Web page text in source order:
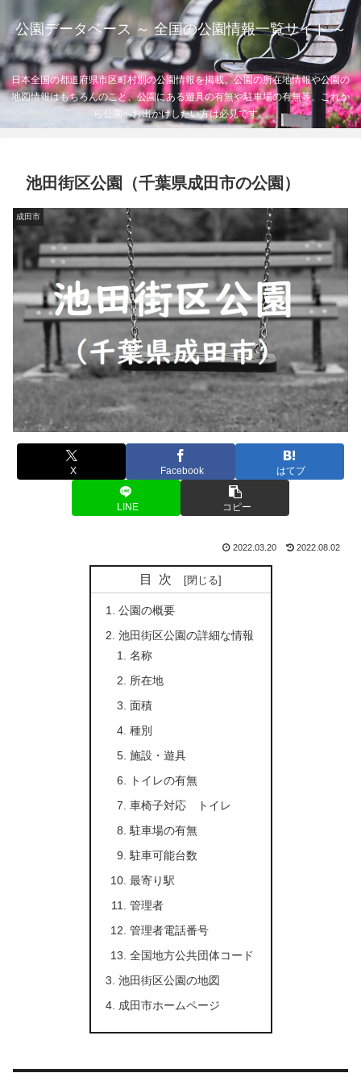
公園データベース ～ 全国の公園情報一覧サイト ～
日本全国の都道府県市区町村別の公園情報を掲載。公園の所在地情報や公園の
地図情報はもちろんのこと、公園にある遊具の有無や駐車場の有無等、これか
ら公園へお出かけしたい方は必見です。
池田街区公園（千葉県成田市の公園）
成田市
X Facebook はてブ
LINE コピー
2022.03.20 2022.08.02
目次
公園の概要
池田街区公園の詳細な情報
名称
所在地
面積
種別
施設・遊具
トイレの有無
車椅子対応 トイレ
駐車場の有無
駐車可能台数
最寄り駅
管理者
管理者電話番号
全国地方公共団体コード
池田街区公園の地図
成田市ホームページ